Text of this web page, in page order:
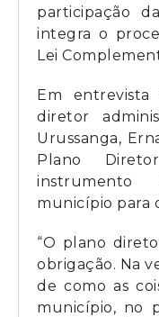
participação
integra o
Lei
Em
diretor
Urussanga,
Plano
município para
“O plano
obrigação. Na
de como as
município, no